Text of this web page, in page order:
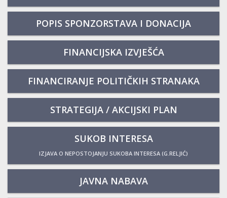
POPIS SPONZORSTAVA I DONACIJA
FINANCIJSKA IZVJEŠĆA
FINANCIRANJE POLITIČKIH STRANAKA
STRATEGIJA / AKCIJSKI PLAN
SUKOB INTERESA
IZJAVA O NEPOSTOJANJU SUKOBA INTERESA (G.RELJIĆ)
JAVNA NABAVA